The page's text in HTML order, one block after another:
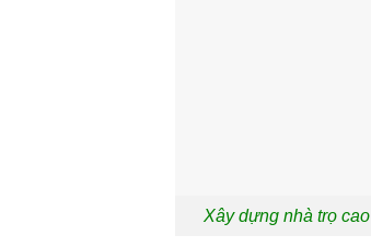
Xây dựng nhà trọ